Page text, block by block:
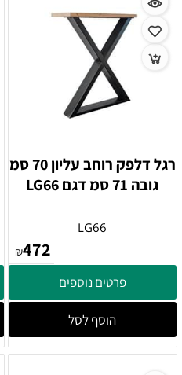
רגל דלפק רוחב עליון 70 סמ
גובה 71 סמ דגם LG66
LG66
₪472
פרטים נוספים
הוסף לסל